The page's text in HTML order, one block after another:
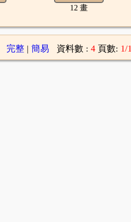
12 畫
完整| 簡易 資料數 : 4 頁數: 1/